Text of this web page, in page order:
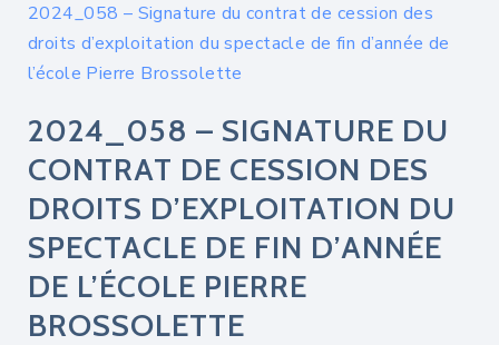
2024_058 – Signature du contrat de cession des
droits d’exploitation du spectacle de fin d’année de
l’école Pierre Brossolette
2024_058 – SIGNATURE DU
CONTRAT DE CESSION DES
DROITS D’EXPLOITATION DU
SPECTACLE DE FIN D’ANNÉE
DE L’ÉCOLE PIERRE
BROSSOLETTE